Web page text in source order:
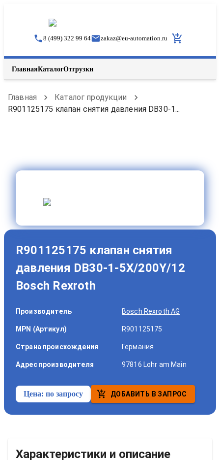
8 (499) 322 99 64 zakaz@eu-automation.ru
ГлавнаяКаталогОтгрузки
Главная
Каталог продукции
R901125175 клапан снятия давления DB30-1...
R901125175 клапан снятия
давления DB30-1-5X/200Y/12
Bosch Rexroth
Производитель Bosch Rexroth AG
MPN (Артикул) R901125175
Страна происхождения Германия
Адрес производителя 97816 Lohr am Main
Цена: по запросу ДОБАВИТЬ В ЗАПРОС
Характеристики и описание